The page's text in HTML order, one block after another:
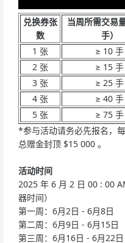
兑换券张
数
当周所需交易
手）
1 张
≥ 10 手
2 张
≥ 15 手
3 张
≥ 25 手
4 张
≥ 40 手
5 张
≥ 75 手
*参与活动请务必先报名，
总赠金封顶 $15 000 。
活动时间
2025 年 6 月 2 日 00 : 00
器时间）
第一周：6月2日 - 6月8日
第二周：6月9日 - 6月15日
第三周：6月16日 - 6月22日